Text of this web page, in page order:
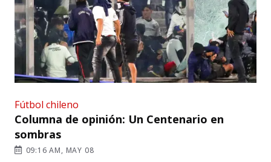
Fútbol chileno
Columna de opinión: Un Centenario en
sombras
09:16 AM, MAY 08